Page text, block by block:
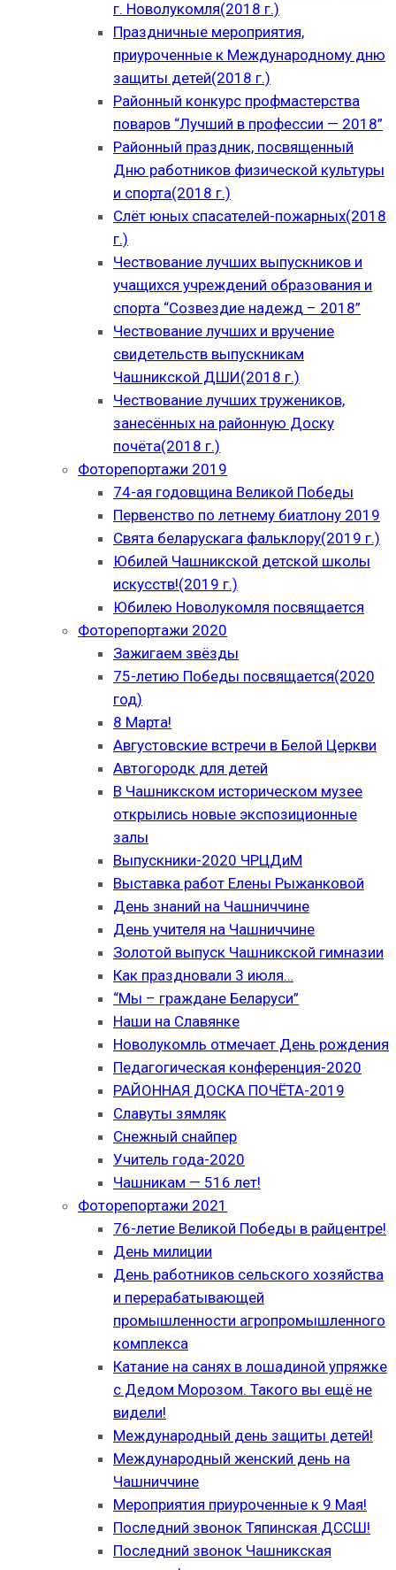
г. Новолукомля(2018 г.)
Праздничные мероприятия,
приуроченные к Международному дню
защиты детей(2018 г.)
Районный конкурс профмастерства
поваров “Лучший в профессии — 2018”
Районный праздник, посвященный
Дню работников физической культуры
и спорта(2018 г.)
Слёт юных спасателей-пожарных(2018
г.)
Чествование лучших выпускников и
учащихся учреждений образования и
спорта “Созвездие надежд – 2018”
Чествование лучших и вручение
свидетельств выпускникам
Чашникской ДШИ(2018 г.)
Чествование лучших тружеников,
занесённых на районную Доску
почёта(2018 г.)
Фоторепортажи 2019
74-ая годовщина Великой Победы
Первенство по летнему биатлону 2019
Свята беларускага фальклору(2019 г.)
Юбилей Чашникской детской школы
искусств!(2019 г.)
Юбилею Новолукомля посвящается
Фоторепортажи 2020
Зажигаем звёзды
75-летию Победы посвящается(2020
год)
8 Марта!
Августовские встречи в Белой Церкви
Автогородк для детей
В Чашникском историческом музее
открылись новые экспозиционные
залы
Выпускники-2020 ЧРЦДиМ
Выставка работ Елены Рыжанковой
День знаний на Чашниччине
День учителя на Чашниччине
Золотой выпуск Чашникской гимназии
Как праздновали 3 июля…
“Мы – граждане Беларуси”
Наши на Славянке
Новолукомль отмечает День рождения
Педагогическая конференция-2020
РАЙОННАЯ ДОСКА ПОЧЁТА-2019
Славуты зямляк
Снежный снайпер
Учитель года-2020
Чашникам — 516 лет!
Фоторепортажи 2021
76-летие Великой Победы в райцентре!
День милиции
День работников сельского хозяйства
и перерабатывающей
промышленности агропромышленного
комплекса
Катание на санях в лошадиной упряжке
с Дедом Морозом. Такого вы ещё не
видели!
Международный день защиты детей!
Международный женский день на
Чашниччине
Мероприятия приуроченные к 9 Мая!
Последний звонок Тяпинская ДССШ!
Последний звонок Чашникская